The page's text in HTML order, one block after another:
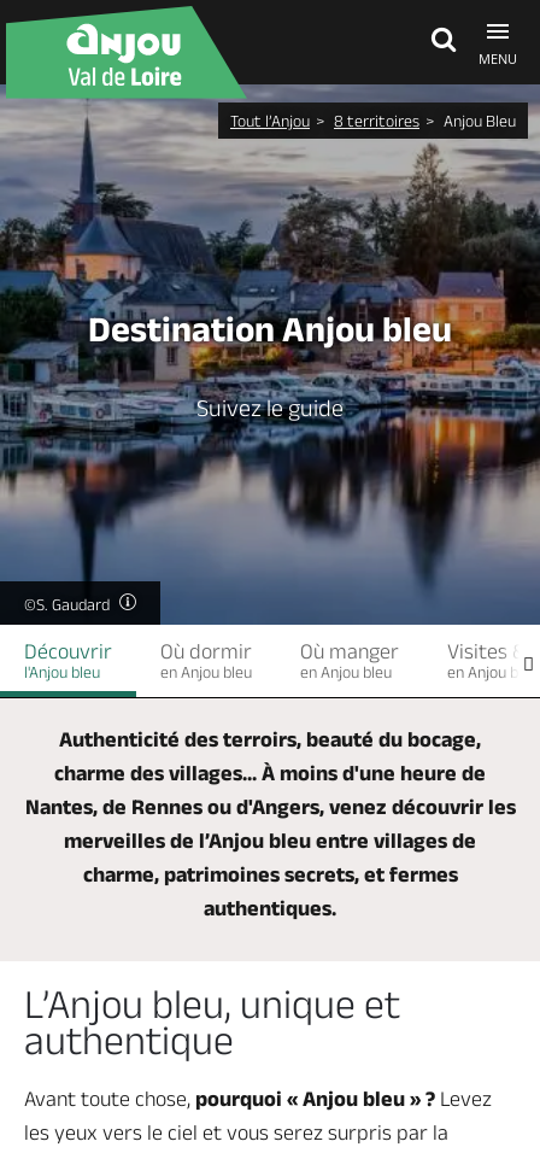
MENU
Découvrir
À voir, à faire
Agenda
Dormir, manger
Séjours, cadeaux
Tout l’Anjou 8 territoires Anjou Bleu
Destination Anjou bleu
Suivez le guide
©S. Gaudard
Découvrir
l'Anjou bleu
Où dormir
en Anjou bleu
Où manger
en Anjou bleu
Visites &
en Anjou bleu
Authenticité des terroirs, beauté du bocage,
charme des villages... À moins d'une heure de
Nantes, de Rennes ou d'Angers, venez découvrir les
merveilles de l’Anjou bleu entre villages de
charme, patrimoines secrets, et fermes
authentiques.
L’Anjou bleu, unique et
authentique
Avant toute chose, pourquoi « Anjou bleu » ? Levez
les yeux vers le ciel et vous serez surpris par la